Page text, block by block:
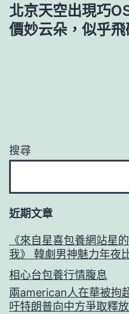
北京天空出現巧
價妙云朵，似乎
搜尋
近期文章
《來自星喜包養網站星
我》 韓劇男神魅力年夜
相心台包養行情腹息
兩american人在華被拘
吁特朗普向中方爭取釋放